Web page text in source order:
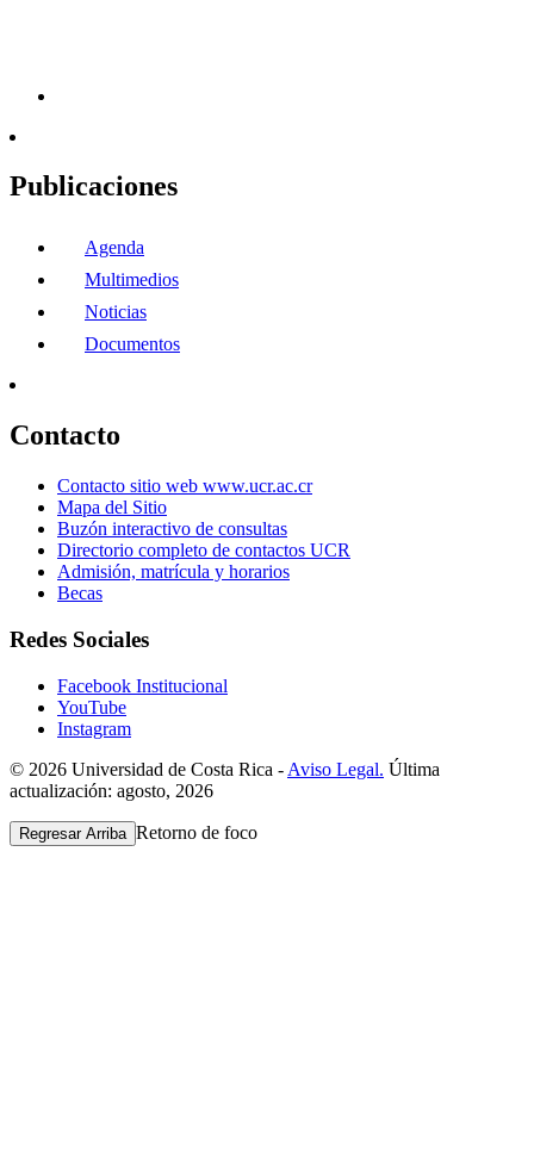
Publicaciones
Agenda
Multimedios
Noticias
Documentos
Contacto
Contacto sitio web www.ucr.ac.cr
Mapa del Sitio
Buzón interactivo de consultas
Directorio completo de contactos UCR
Admisión, matrícula y horarios
Becas
Redes Sociales
Facebook Institucional
YouTube
Instagram
© 2026 Universidad de Costa Rica - Aviso Legal. Última
actualización: agosto, 2026
Regresar Arriba Retorno de foco